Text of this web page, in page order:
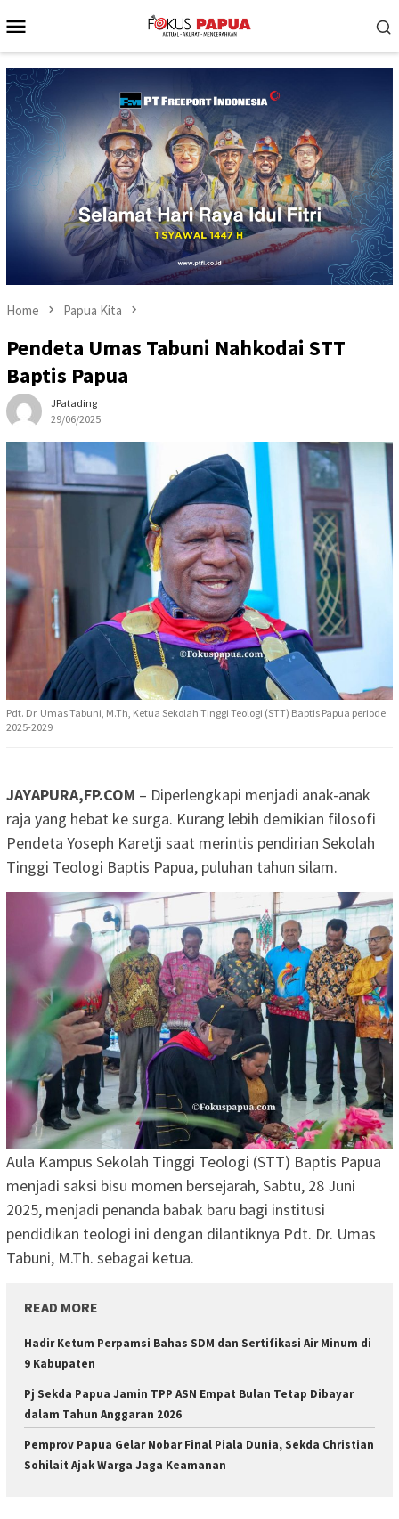
to
Menu
Home Papua Kita
Pendeta Umas Tabuni Nahkodai STT
Baptis Papua
JPatading
29/06/2025
Pdt. Dr. Umas Tabuni, M.Th, Ketua Sekolah Tinggi Teologi (STT) Baptis Papua periode
2025-2029
JAYAPURA,FP.COM – Diperlengkapi menjadi anak-anak
raja yang hebat ke surga. Kurang lebih demikian filosofi
Pendeta Yoseph Karetji saat merintis pendirian Sekolah
Tinggi Teologi Baptis Papua, puluhan tahun silam.
Aula Kampus Sekolah Tinggi Teologi (STT) Baptis Papua
menjadi saksi bisu momen bersejarah, Sabtu, 28 Juni
2025, menjadi penanda babak baru bagi institusi
pendidikan teologi ini dengan dilantiknya Pdt. Dr. Umas
Tabuni, M.Th. sebagai ketua.
READ MORE
Hadir Ketum Perpamsi Bahas SDM dan Sertifikasi Air Minum di
9 Kabupaten
Pj Sekda Papua Jamin TPP ASN Empat Bulan Tetap Dibayar
dalam Tahun Anggaran 2026
Pemprov Papua Gelar Nobar Final Piala Dunia, Sekda Christian
Sohilait Ajak Warga Jaga Keamanan